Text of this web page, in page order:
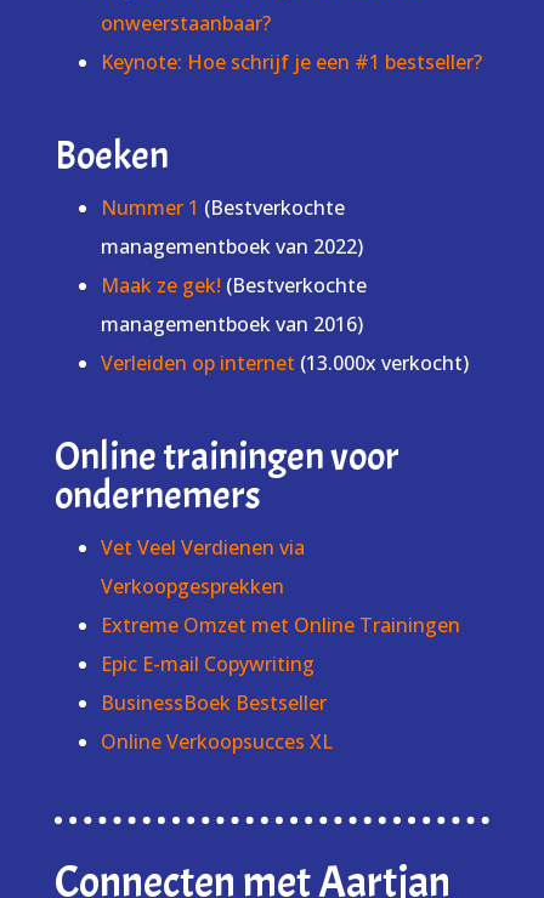
onweerstaanbaar?
Keynote: Hoe schrijf je een #1 bestseller?
Boeken
Nummer 1 (Bestverkochte
managementboek van 2022)
Maak ze gek! (Bestverkochte
managementboek van 2016)
Verleiden op internet (13.000x verkocht)
Online trainingen voor
ondernemers
Vet Veel Verdienen via
Verkoopgesprekken
Extreme Omzet met Online Trainingen
Epic E-mail Copywriting
BusinessBoek Bestseller
Online Verkoopsucces XL
Connecten met Aartjan